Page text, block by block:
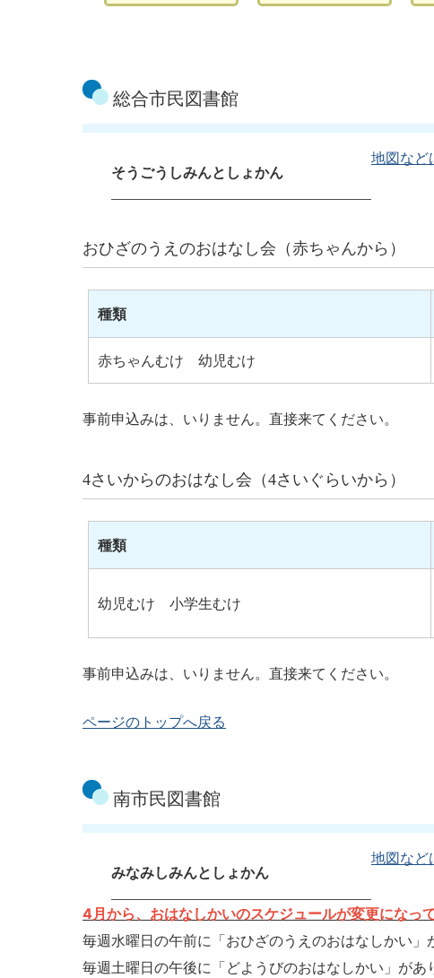
総合市民図書館
そうごうしみんとしょかん
地図など
おひざのうえのおはなし会（赤ちゃんから）
種類
赤ちゃんむけ 幼児むけ
事前申込みは、いりません。直接来てください。
4さいからのおはなし会（4さいぐらいから）
種類
幼児むけ 小学生むけ
事前申込みは、いりません。直接来てください。
ページのトップへ戻る
南市民図書館
みなみしみんとしょかん
地図など
4月から、おはなしかいのスケジュールが変更になって
毎週水曜日の午前に「おひざのうえのおはなしかい」
毎週土曜日の午後に「どようびのおはなしかい」があ